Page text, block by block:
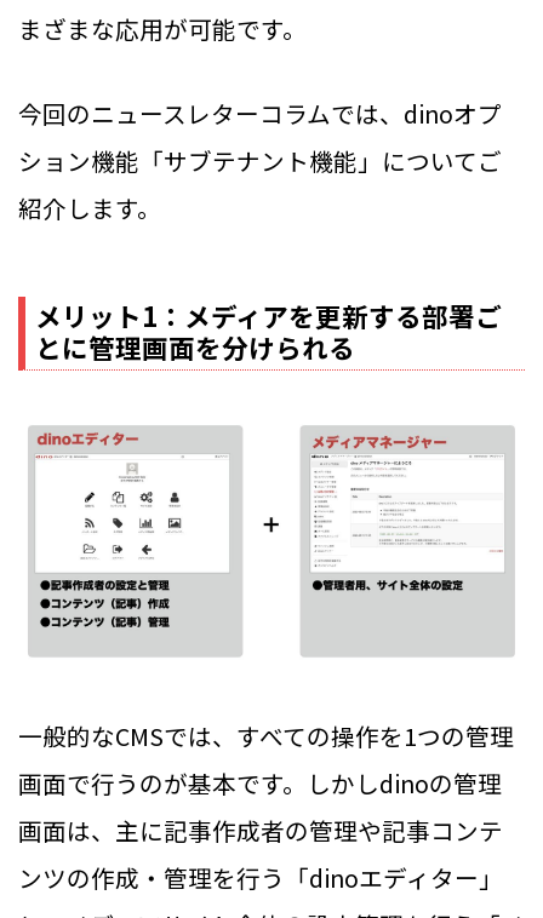
まざまな応用が可能です。
今回のニュースレターコラムでは、dinoオプ
ション機能「サブテナント機能」についてご
紹介します。
メリット1：メディアを更新する部署ご
とに管理画面を分けられる
一般的なCMSでは、すべての操作を1つの管理
画面で行うのが基本です。しかしdinoの管理
画面は、主に記事作成者の管理や記事コンテ
ンツの作成・管理を行う「dinoエディター」